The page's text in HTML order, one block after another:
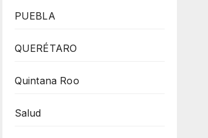
PUEBLA
QUERÉTARO
Quintana Roo
Salud